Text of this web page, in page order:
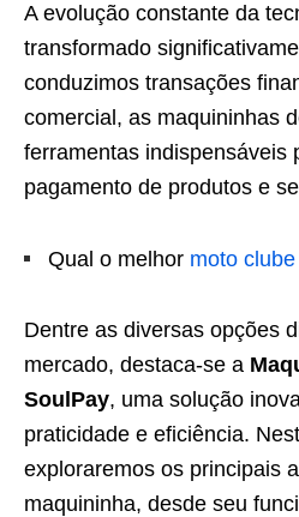
A evolução constante da
transformado
conduzimos transações
comercial, as maquininhas
ferramentas indispensáveis
pagamento de produtos e
Qual o melhor moto clube
Dentre as diversas opções
mercado, destaca-se a
SoulPay, uma solução
praticidade e eficiência.
exploraremos os principais
maquininha, desde seu